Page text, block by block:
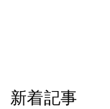
新着記事